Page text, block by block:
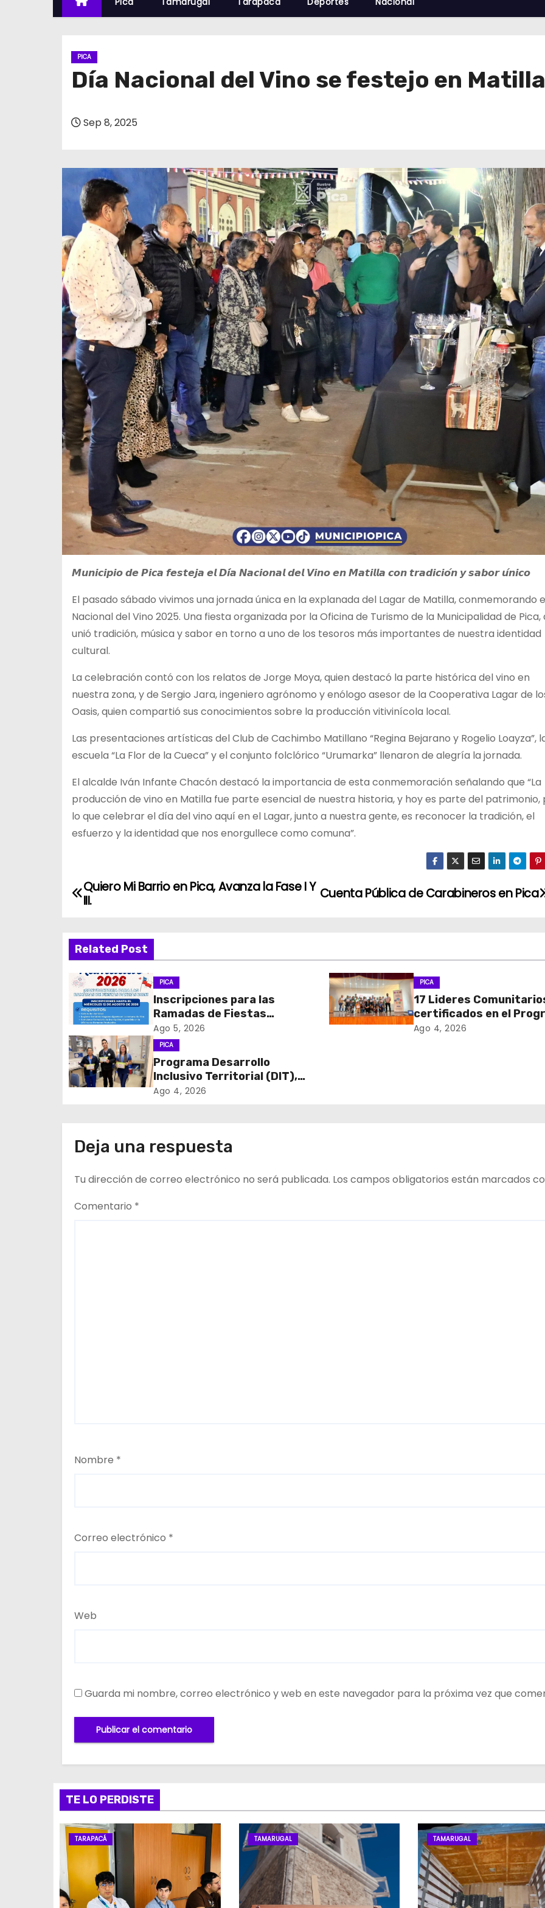
PICA
Día Nacional del Vino se festejo en Matilla
Sep 8, 2025
𝙈𝙪𝙣𝙞𝙘𝙞𝙥𝙞𝙤 𝙙𝙚 𝙋𝙞𝙘𝙖 𝙛𝙚𝙨𝙩𝙚𝙟𝙖 𝙚𝙡 𝘿𝙞́𝙖 𝙉𝙖𝙘𝙞𝙤𝙣𝙖𝙡 𝙙𝙚𝙡 𝙑𝙞𝙣𝙤 𝙚𝙣 𝙈𝙖𝙩𝙞𝙡𝙡𝙖 𝙘𝙤𝙣 𝙩𝙧𝙖𝙙𝙞𝙘𝙞𝙤́𝙣 𝙮 𝙨𝙖𝙗𝙤𝙧 𝙪́𝙣𝙞𝙘𝙤
El pasado sábado vivimos una jornada única en la explanada del Lagar de Matilla, conmemorando
Nacional del Vino 2025. Una fiesta organizada por la Oficina de Turismo de la Municipalidad de Pica,
unió tradición, música y sabor en torno a uno de los tesoros más importantes de nuestra identidad
cultural.
La celebración contó con los relatos de Jorge Moya, quien destacó la parte histórica del vino en
nuestra zona, y de Sergio Jara, ingeniero agrónomo y enólogo asesor de la Cooperativa Lagar de
Oasis, quien compartió sus conocimientos sobre la producción vitivinícola local.
Las presentaciones artísticas del Club de Cachimbo Matillano “Regina Bejarano y Rogelio Loayza”,
escuela “La Flor de la Cueca” y el conjunto folclórico “Urumarka” llenaron de alegría la jornada.
El alcalde Iván Infante Chacón destacó la importancia de esta conmemoración señalando que “La
producción de vino en Matilla fue parte esencial de nuestra historia, y hoy es parte del patrimonio,
lo que celebrar el día del vino aquí en el Lagar, junto a nuestra gente, es reconocer la tradición, el
esfuerzo y la identidad que nos enorgullece como comuna”.
N
v
e
g
a
c
i
d
e
e
Cuenta Pública de Carabineros en Pica
Quiero Mi Barrio en Pica, Avanza la Fase I Y
III.
Related Post
PICA
Inscripciones para las
Ramadas de Fiestas
Patrias 2026
Ago 5, 2026
PICA
17 Lideres
certificados en el
MÁS AMA
Ago 4, 2026
PICA
Programa Desarrollo
Inclusivo Territorial (DIT),
realizó la entrega de Cajas
Marqués Vismara.
Ago 4, 2026
Deja una respuesta
Tu dirección de correo electrónico no será publicada. Los campos obligatorios están marcados
Comentario *
Nombre *
Correo electrónico *
Web
Guarda mi nombre, correo electrónico y web en este navegador para la próxima vez que
TE LO PERDISTE
TARAPACÁ TAMARUGAL TAMARUGAL